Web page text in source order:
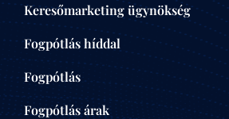
ÉPÍTŐIPAR
centrumaudit.hu
Pénzügyi auditálási és könyvvizsgálói
Keresőmarketing ügynökség
Fogpótlás híddal
Fogpótlás
Fogpótlás árak